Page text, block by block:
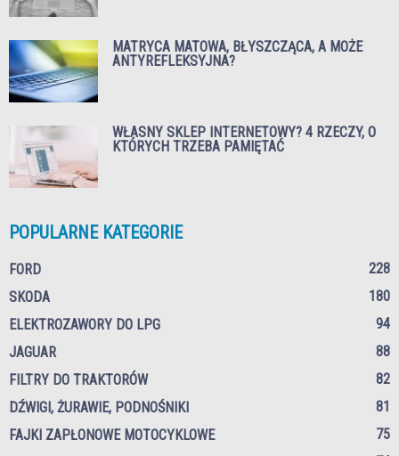
MATRYCA MATOWA, BŁYSZCZĄCA, A MOŻE
ANTYREFLEKSYJNA?
WŁASNY SKLEP INTERNETOWY? 4 RZECZY, O
KTÓRYCH TRZEBA PAMIĘTAĆ
POPULARNE KATEGORIE
FORD
228
SKODA
180
ELEKTROZAWORY DO LPG
94
JAGUAR
88
FILTRY DO TRAKTORÓW
82
DŹWIGI, ŻURAWIE, PODNOŚNIKI
81
FAJKI ZAPŁONOWE MOTOCYKLOWE
75